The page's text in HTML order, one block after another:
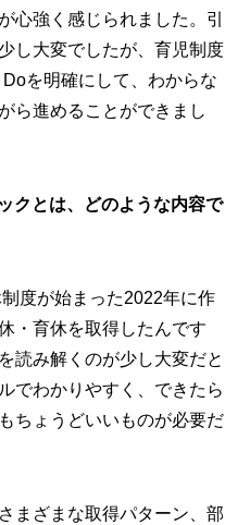
心強く感じられました。引
し大変でしたが、育児制度
を明確にして、わからな
ら進めることができまし
クとは、どのような内容で
度が始まった2022年に作
・育休を取得したんです
読み解くのが少し大変だと
でわかりやすく、できたら
ちょうどいいものが必要だ
まざまな取得パターン、部